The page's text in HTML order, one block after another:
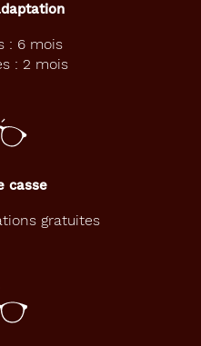
: 6 mois
: 2 mois
casse
gratuites